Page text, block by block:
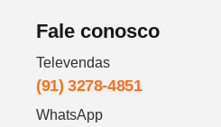
Fale conosco
Televendas
(91) 3278-4851
WhatsApp